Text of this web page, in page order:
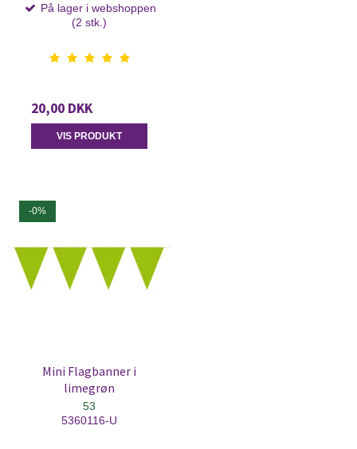
På lager i webshoppen
(2 stk.)
20,00 DKK
VIS PRODUKT
-0%
Mini Flagbanner i
limegrøn
53
5360116-U